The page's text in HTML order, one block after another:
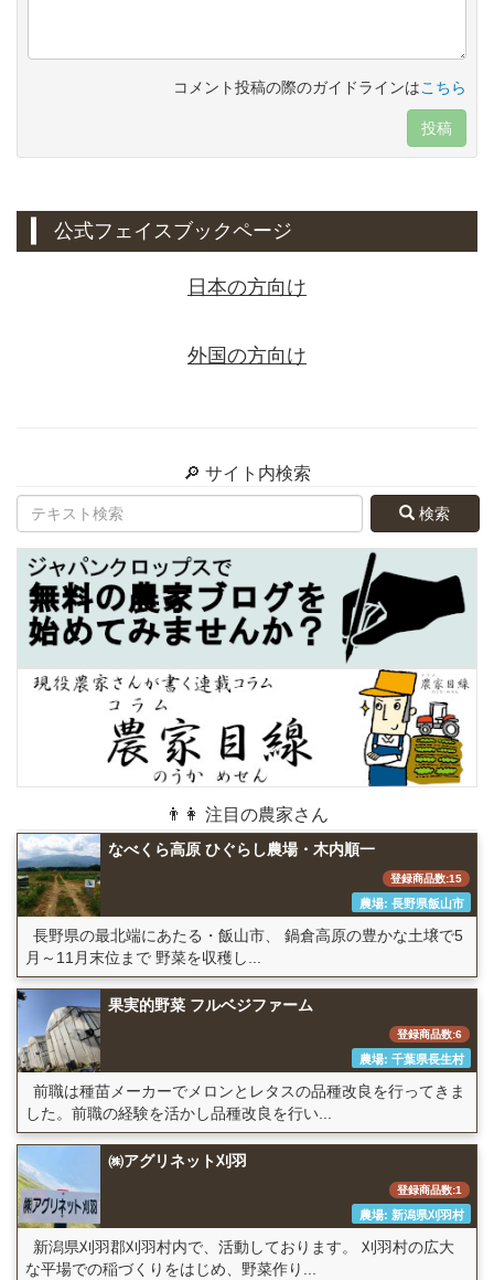
コメント投稿の際のガイドラインはこちら
投稿
公式フェイスブックページ
日本の方向け
外国の方向け
🔎 サイト内検索
検索
👨👩 注目の農家さん
なべくら高原 ひぐらし農場・木内順一
登録商品数:15
農場: 長野県飯山市
長野県の最北端にあたる・飯山市、 鍋倉高原の豊かな土壌で5
月～11月末位まで 野菜を収穫し...
果実的野菜 フルベジファーム
登録商品数:6
農場: 千葉県長生村
前職は種苗メーカーでメロンとレタスの品種改良を行ってきま
した。前職の経験を活かし品種改良を行い...
㈱アグリネット刈羽
登録商品数:1
農場: 新潟県刈羽村
新潟県刈羽郡刈羽村内で、活動しております。 刈羽村の広大
な平場での稲づくりをはじめ、野菜作り...